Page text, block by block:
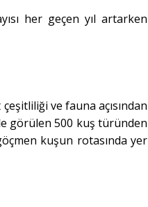
her geçen yıl artarken
ve fauna açısından
görülen 500 kuş türünden
kuşun rotasında yer